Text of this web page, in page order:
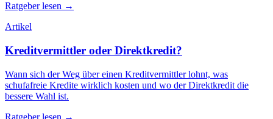
Ratgeber lesen →
Artikel
Kreditvermittler oder Direktkredit?
Wann sich der Weg über einen Kreditvermittler lohnt, was
schufafreie Kredite wirklich kosten und wo der Direktkredit die
bessere Wahl ist.
Ratgeber lesen →